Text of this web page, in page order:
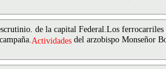
de la capital Federal.Los ferrocarriles
Actividades del arzobispo Monseñor